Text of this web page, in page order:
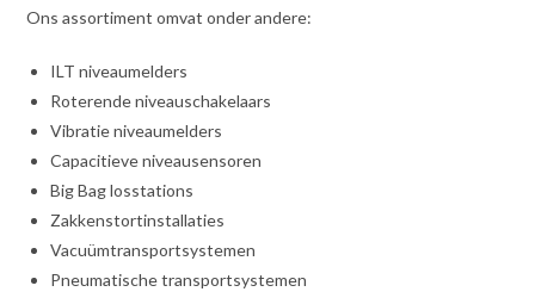
Ons assortiment omvat onder andere:
ILT niveaumelders
Roterende niveauschakelaars
Vibratie niveaumelders
Capacitieve niveausensoren
Big Bag losstations
Zakkenstortinstallaties
Vacuümtransportsystemen
Pneumatische transportsystemen